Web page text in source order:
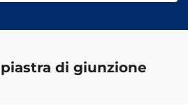
di giunzione